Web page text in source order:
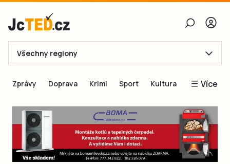
E-mail
Obnovit heslo
Přihlásit se
Všechny regiony
Zprávy Doprava Krimi Sport Kultura Více
Blogy
Inspirace
Čtenáři píší
Speciální přílohy